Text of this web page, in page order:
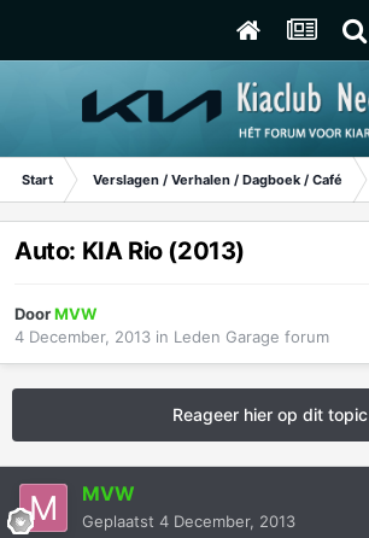
Start Verslagen / Verhalen / Dagboek / Café
Auto: KIA Rio (2013)
DoorMVW
4 December, 2013 in Leden Garage forum
Reageer hier op dit topic
MVW
Geplaatst 4 December, 2013